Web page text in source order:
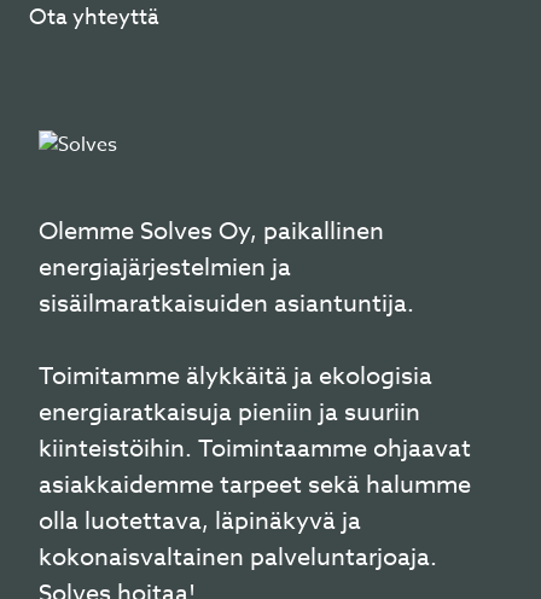
Ota yhteyttä
Olemme Solves Oy, paikallinen
energiajärjestelmien ja
sisäilmaratkaisuiden asiantuntija.
Toimitamme älykkäitä ja ekologisia
energiaratkaisuja pieniin ja suuriin
kiinteistöihin. Toimintaamme ohjaavat
asiakkaidemme tarpeet sekä halumme
olla luotettava, läpinäkyvä ja
kokonaisvaltainen palveluntarjoaja.